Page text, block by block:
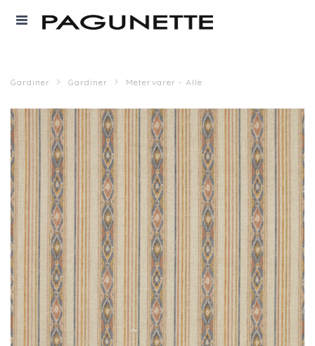
Gardiner Gardiner Metervarer - Alle